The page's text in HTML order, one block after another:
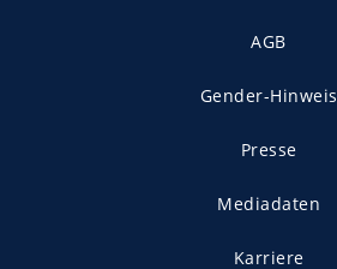
AGB
Gender-Hinweis
Presse
Mediadaten
Karriere